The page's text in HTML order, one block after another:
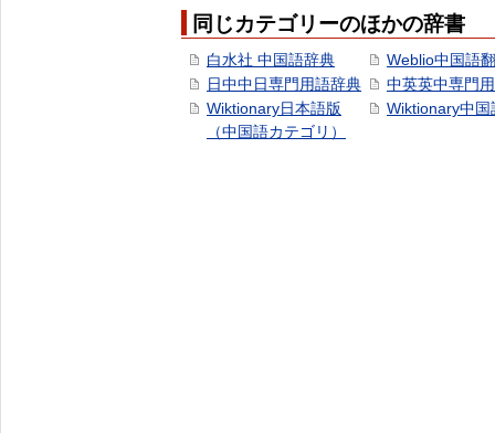
同じカテゴリーのほかの辞書
白水社 中国語辞典
日中中日専門用語辞典
Wiktionary日本語版
（中国語カテゴリ）
Weblio中国語
中英英中専門
Wiktionary中国